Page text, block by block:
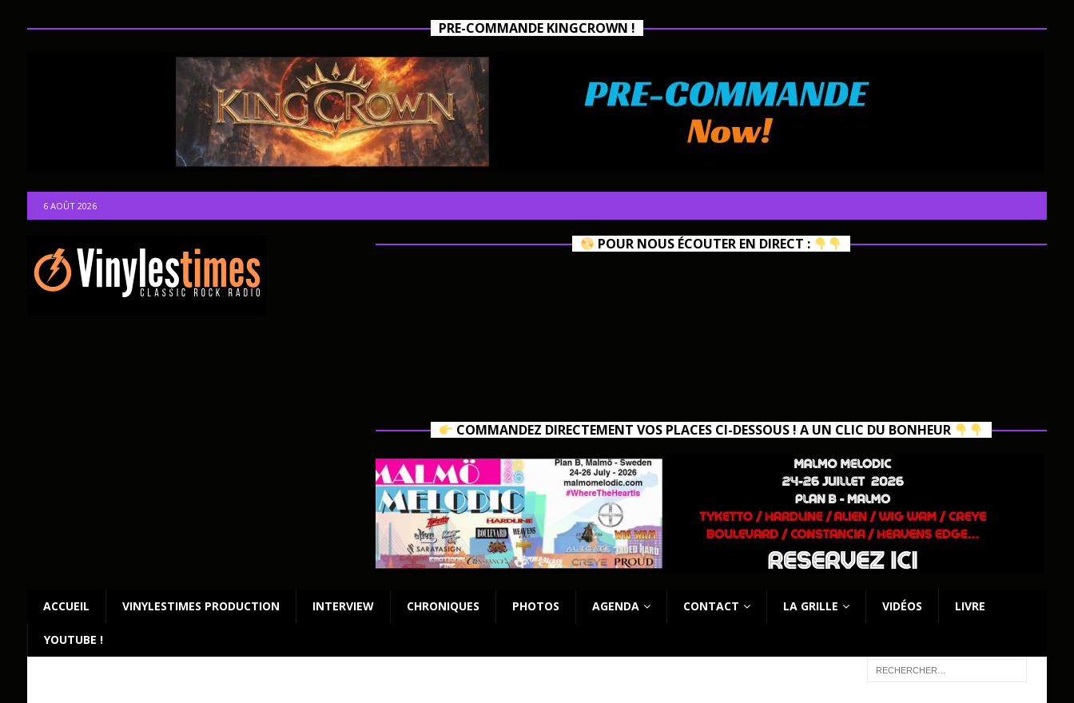
PRE-COMMANDE KINGCROWN !
6 AOÛT 2026
POUR NOUS ÉCOUTER EN DIRECT :
COMMANDEZ DIRECTEMENT VOS PLACES CI-DESSOUS ! A UN CLIC DU BONHEUR
ACCUEIL VINYLESTIMES PRODUCTION INTERVIEW CHRONIQUES PHOTOS AGENDA CONTACT LA GRILLE VIDÉOS LIVRE
YOUTUBE !